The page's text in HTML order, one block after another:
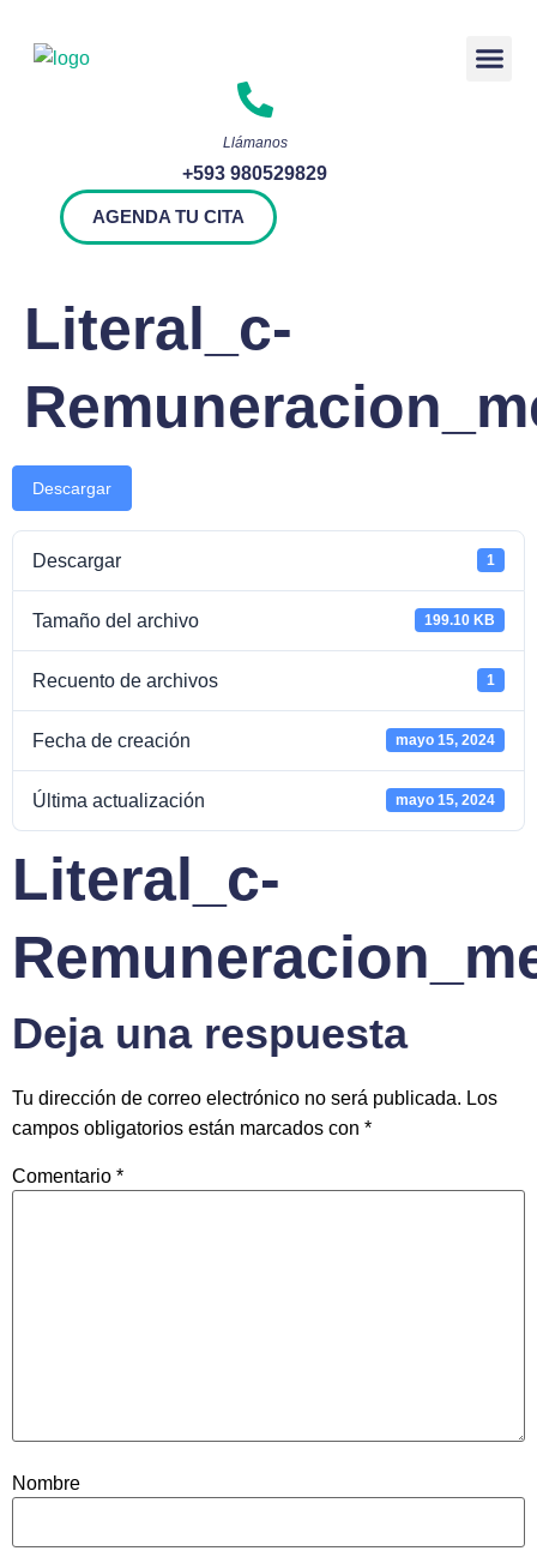
Llámanos
+593 980529829
AGENDA TU CITA
Literal_c-
Descargar
Descargar 1
Tamaño del archivo 199.10 KB
Recuento de archivos 1
Fecha de creación mayo 15, 2024
Última actualización mayo 15, 2024
Literal_c-
Deja una respuesta
Tu dirección de correo electrónico no será publicada. Los
campos obligatorios están marcados con *
Comentario *
Nombre